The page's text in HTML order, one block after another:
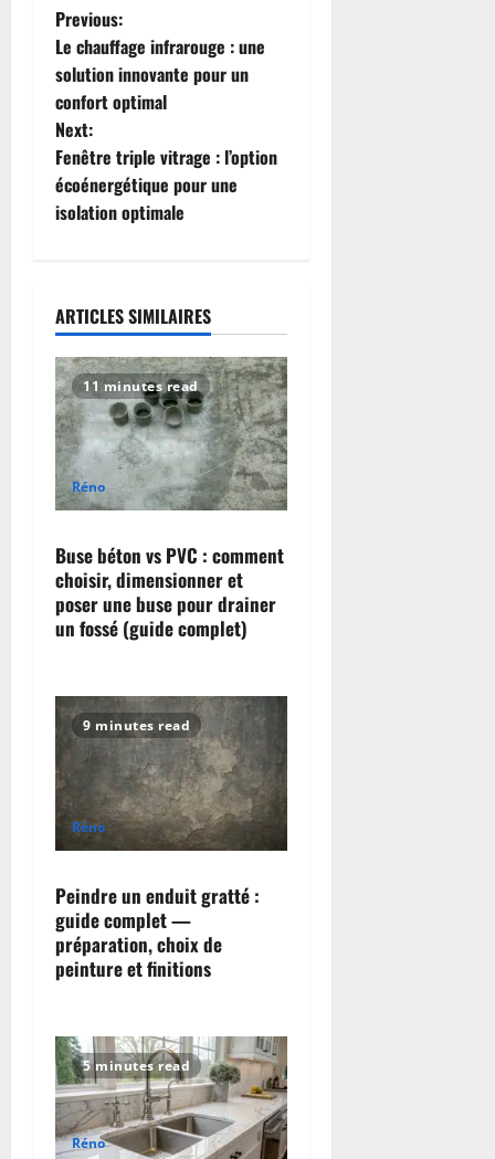
P
o
s
t
n
v
i
g
a
t
i
o
n
Previous:
Le chauffage infrarouge : une
solution innovante pour un
confort optimal
Next:
Fenêtre triple vitrage : l’option
écoénergétique pour une
isolation optimale
ARTICLES SIMILAIRES
11 minutes read
Réno
Buse béton vs PVC : comment
choisir, dimensionner et
poser une buse pour drainer
un fossé (guide complet)
9 minutes read
Réno
Peindre un enduit gratté :
guide complet —
préparation, choix de
peinture et finitions
5 minutes read
Réno